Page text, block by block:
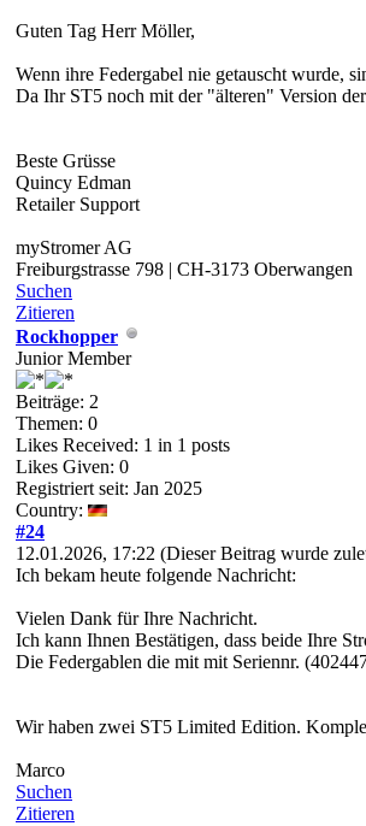
Guten Tag Herr Möller,
Wenn ihre Federgabel nie getauscht wurde,
Da Ihr ST5 noch mit der "älteren" Version
Beste Grüsse
Quincy Edman
Retailer Support
myStromer AG
Freiburgstrasse 798 | CH-3173 Oberwangen
Suchen
Zitieren
Rockhopper
Junior Member
Beiträge: 2
Themen: 0
Likes Received: 1 in 1 posts
Likes Given: 0
Registriert seit: Jan 2025
Country:
#24
12.01.2026, 17:22 (Dieser Beitrag wurde
Ich bekam heute folgende Nachricht:
Vielen Dank für Ihre Nachricht.
Ich kann Ihnen Bestätigen, dass beide Ihre
Die Federgablen die mit mit Seriennr.
Wir haben zwei ST5 Limited Edition.
Marco
Suchen
Zitieren